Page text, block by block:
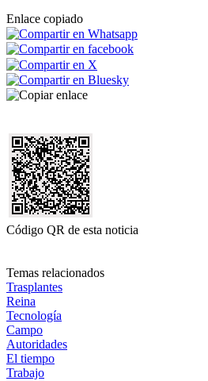
Enlace copiado
Código QR de esta noticia
Temas relacionados
Trasplantes
Reina
Tecnología
Campo
Autoridades
El tiempo
Trabajo